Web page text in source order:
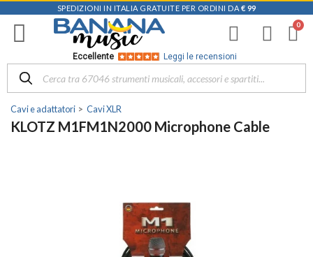
SPEDIZIONI IN ITALIA GRATUITE PER ORDINI DA € 99
Eccellente Leggi le recensioni
Cavi e adattatori Cavi XLR
KLOTZ M1FM1N2000 Microphone Cable